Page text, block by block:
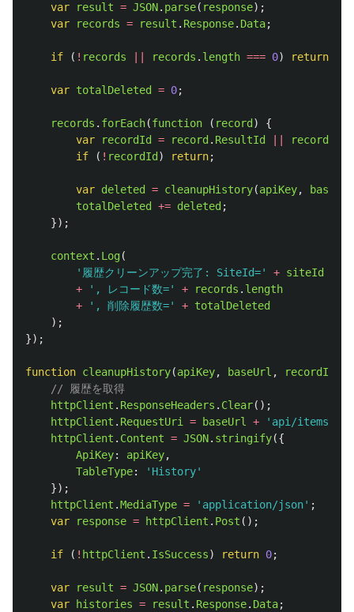
var result = JSON. parse( response);
var
records = result . Response. Data;
if ( ! records records . length === 0) return
var totalDeleted = 0;
records . forEach(function ( record )
{
var
recordId = record . ResultId record
if
( ! recordId ) return;
var deleted = cleanupHistory(apiKey,
baseUrl
totalDeleted
+= deleted ;
});
context . Log(
' 履歴クリーンアップ完了: SiteId=' + siteId
+
' , レコード数=' + records . length
+
' , 削除履歴数=' + totalDeleted
);
});
function cleanupHistory(apiKey, baseUrl , recordId
// 履歴を取得
httpClient . ResponseHeaders . Clear();
httpClient . RequestUri = baseUrl + ' api/items/
httpClient . Content = JSON. stringify({
ApiKey: apiKey,
TableType: ' History'
});
httpClient .MediaType = ' application/json' ;
var
response = httpClient . Post ();
if ( ! httpClient . IsSuccess) return 0;
var result = JSON. parse( response);
var
histories = result . Response. Data;